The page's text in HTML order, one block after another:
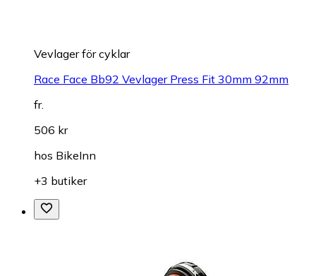
Vevlager för cyklar
Race Face Bb92 Vevlager Press Fit 30mm 92mm
fr.
506 kr
hos BikeInn
+3 butiker